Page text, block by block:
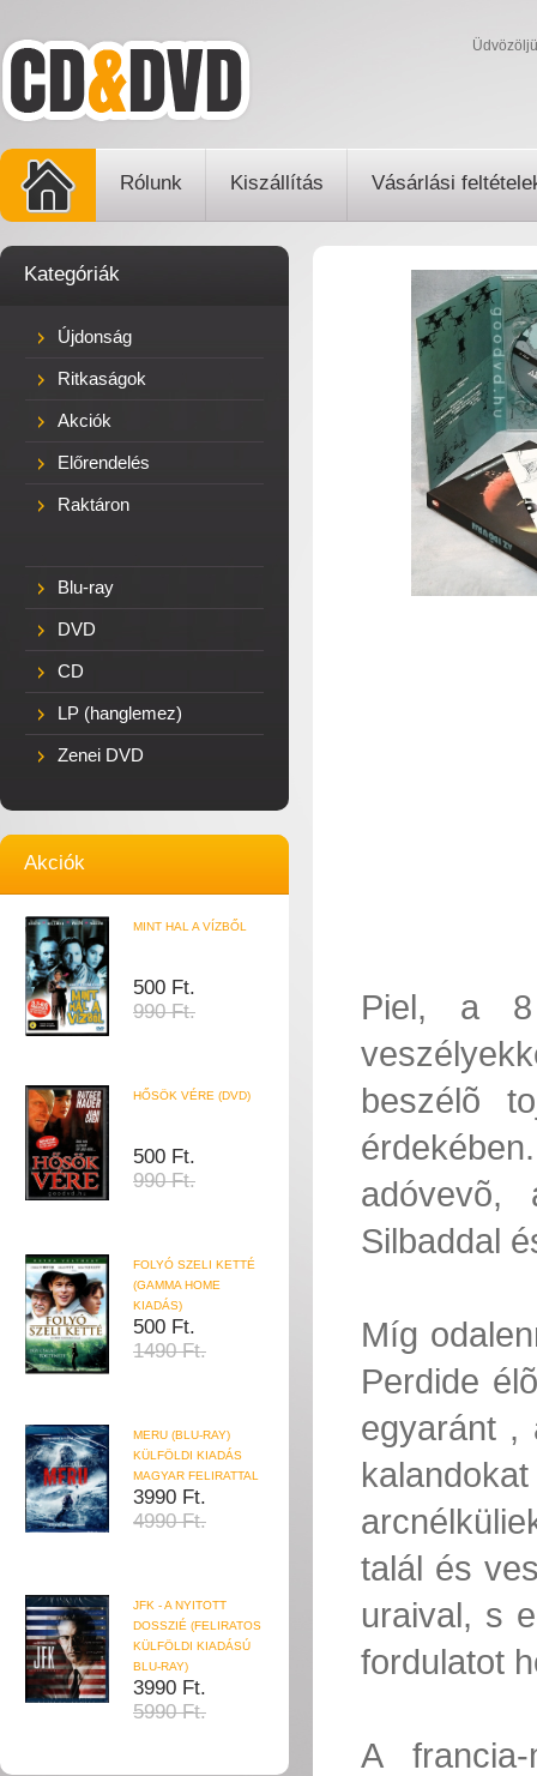
Rólunk Kiszállítás Vásárlási
Kategóriák
Újdonság
Ritkaságok
Akciók
Előrendelés
Raktáron
Blu-ray
DVD
CD
LP (hanglemez)
Zenei DVD
Akciók
MINT HAL A VÍZBŐL
500 Ft.
990 Ft.
HŐSÖK VÉRE (DVD)
500 Ft.
990 Ft.
FOLYÓ SZELI KETTÉ
(GAMMA HOME
KIADÁS)
500 Ft.
1490 Ft.
MERU (BLU-RAY)
KÜLFÖLDI KIADÁS
MAGYAR FELIRATTAL
3990 Ft.
4990 Ft.
JFK - A NYITOTT
DOSSZIÉ (FELIRATOS
KÜLFÖLDI KIADÁSÚ
BLU-RAY)
3990 Ft.
5990 Ft.
Piel, a 8
beszélõ
adóvevõ,
Silbaddal
Míg
Perdide
egyaránt
talál és
uraival, s
fordulatot
A francia-